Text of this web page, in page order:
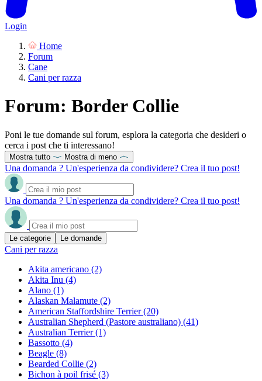
Login
Home
Forum
Cane
Cani per razza
Forum: Border Collie
Poni le tue domande sul forum, esplora la categoria che desideri o
cerca i post che ti interessano!
Mostra tutto Mostra di meno
Una domanda ? Un'esperienza da condividere? Crea il tuo post!
Una domanda ? Un'esperienza da condividere? Crea il tuo post!
Le categorie Le domande
Cani per razza
Akita americano (2)
Akita Inu (4)
Alano (1)
Alaskan Malamute (2)
American Staffordshire Terrier(20)
Australian Shepherd (Pastore australiano) (41)
Australian Terrier(1)
Bassotto (4)
Beagle (8)
Bearded Collie (2)
Bichon à poil frisé (3)